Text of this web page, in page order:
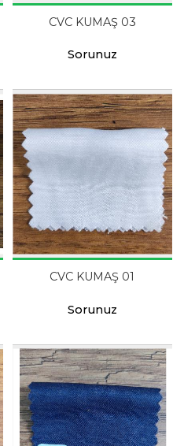
CVC KUMAŞ 03
Sorunuz
CVC KUMAŞ 01
Sorunuz